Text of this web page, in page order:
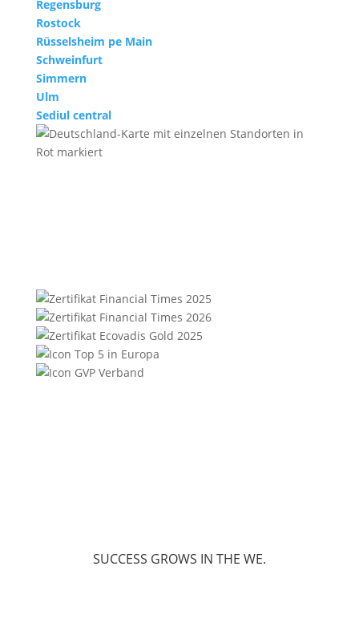
Regensburg
Rostock
Rüsselsheim pe Main
Schweinfurt
Simmern
Ulm
Sediul central
SUCCESS GROWS IN THE WE.